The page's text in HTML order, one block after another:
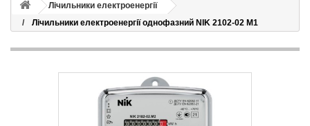
Лічильники електроенергії
Лічильники електроенергії однофазний NIK 2102-02 М1